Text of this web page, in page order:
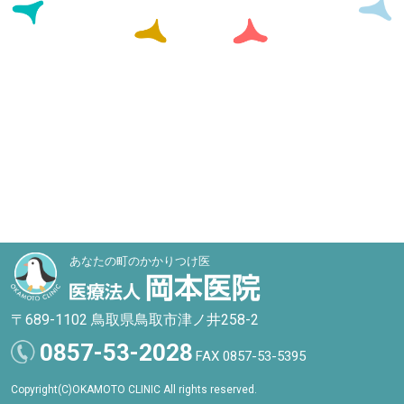
あなたの町のかかりつけ医
〒689-1102 鳥取県鳥取市津ノ井258-2
0857-53-2028 FAX 0857-53-5395
Copyright(C)OKAMOTO CLINIC All rights reserved.